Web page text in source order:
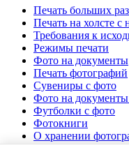
Печать больших
Печать на холсте
Требования к
Режимы печати
Фото на документы
Печать фотографий
Сувениры с фото
Фото на документы
Футболки с фото
Фотокниги
О хранении
Стоимость услуг